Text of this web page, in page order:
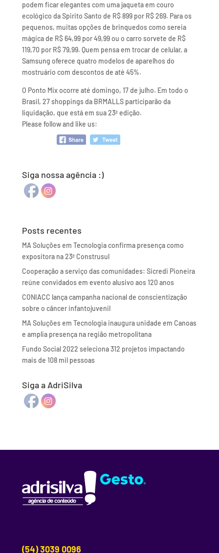
podem ficar elegantes com uma jaqueta em couro
ecológico da Spirito Santo de R$ 899 por R$ 269. Para os
pequenos, muitas opções de brinquedos como sereia
mágica de R$ 64,99 por 49,99 ou o carro sorvete de R$
119,70 por R$ 79,99. Quem pensa em trocar de celular, a
Samsung oferece quatro modelos de aparelhos do
mostruário com descontos de até 45%.
O Ponto Mix ocorre até domingo, 17 de julho. Em todo o
Brasil, 27 shoppings da BRMALLS participarão da
liquidação, que está em sua 23ª edição.
Please follow and like us:
Siga nossa agência :)
Posts recentes
MA Soluções em Tecnologia confirma presença como
expositora na 23ª Construsul
Cooperação a serviço das comunidades: Sicredi Pioneira
reúne convidados em evento alusivo aos 120 anos
CONIACC lança campanha nacional de conscientização
sobre o câncer infantojuvenil
MA Soluções em Tecnologia inaugura unidade em Canoas
e amplia presença na região metropolitana
Fundo Social 2022 seleciona 312 projetos impactando
mais de 108 mil pessoas
Siga a AdriSilva
(54) 3039 0096